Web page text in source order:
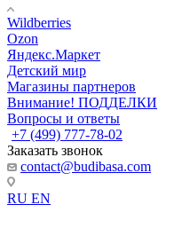
Wildberries
Ozon
Яндекс.Маркет
Детский мир
Магазины партнеров
Внимание! ПОДДЕЛКИ
Вопросы и ответы
+7 (499) 777-78-02
Заказать звонок
contact@budibasa.com
RU EN